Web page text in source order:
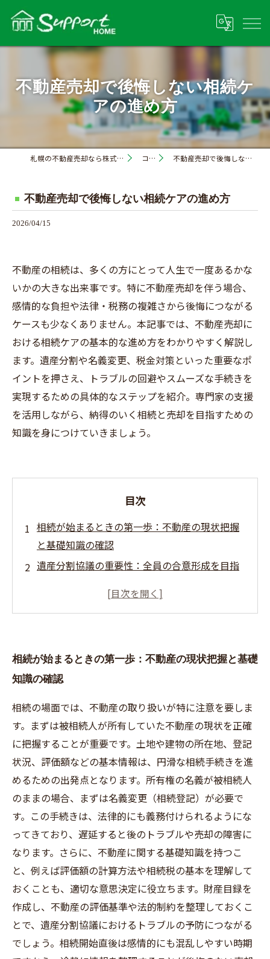
不動産売却で後悔しない相続ケ
アの進め方
札幌の不動産売却なら株式会社サポートホーム コラム 不動産売却で後悔しない相続ケアの進め方
不動産売却で後悔しない相続ケアの進め方
2026/04/15
不動産の相続は、多くの方にとって人生で一度あるかな
いかの大きな出来事です。特に不動産売却を伴う場合、
感情的な負担や法律・税務の複雑さから後悔につながる
ケースも少なくありません。本記事では、不動産売却に
おける相続ケアの基本的な進め方をわかりやすく解説し
ます。遺産分割や名義変更、税金対策といった重要なポ
イントを押さえ、トラブルの回避やスムーズな手続きを
実現するための具体的なステップを紹介。専門家の支援
を活用しながら、納得のいく相続と売却を目指すための
知識を身につけていきましょう。
目次
相続が始まるときの第一歩：不動産の現状把握
と基礎知識の確認
遺産分割協議の重要性：全員の合意形成を目指
名義変更と売却準備：法的手続きと必要書類の
税の理解
安心のための専門家活用と売却後のフォローア
ップ
相続が始まるときの第一歩：不動産の現状把握と基礎
知識の確認
相続の場面では、不動産の取り扱いが特に注意を要しま
す。まずは被相続人が所有していた不動産の現状を正確
に把握することが重要です。土地や建物の所在地、登記
状況、評価額などの基本情報は、円滑な相続手続きを進
めるための出発点となります。所有権の名義が被相続人
のままの場合、まずは名義変更（相続登記）が必要で
す。この手続きは、法律的にも義務付けられるようにな
ってきており、遅延すると後のトラブルや売却の障害に
なります。さらに、不動産に関する基礎知識を持つこ
と、例えば評価額の計算方法や相続税の基本を理解して
おくことも、適切な意思決定に役立ちます。財産目録を
作成し、不動産の評価基準や法的制約を整理しておくこ
とで、遺産分割協議におけるトラブルの予防につながる
でしょう。相続開始直後は感情的にも混乱しやすい時期